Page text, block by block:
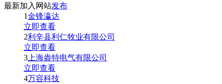
最新加入网站发布
1金锋瀛达
立即查看
2利辛县利仁牧业有限公司
立即查看
3 上海盎特电气有限公司
立即查看
4万容科技